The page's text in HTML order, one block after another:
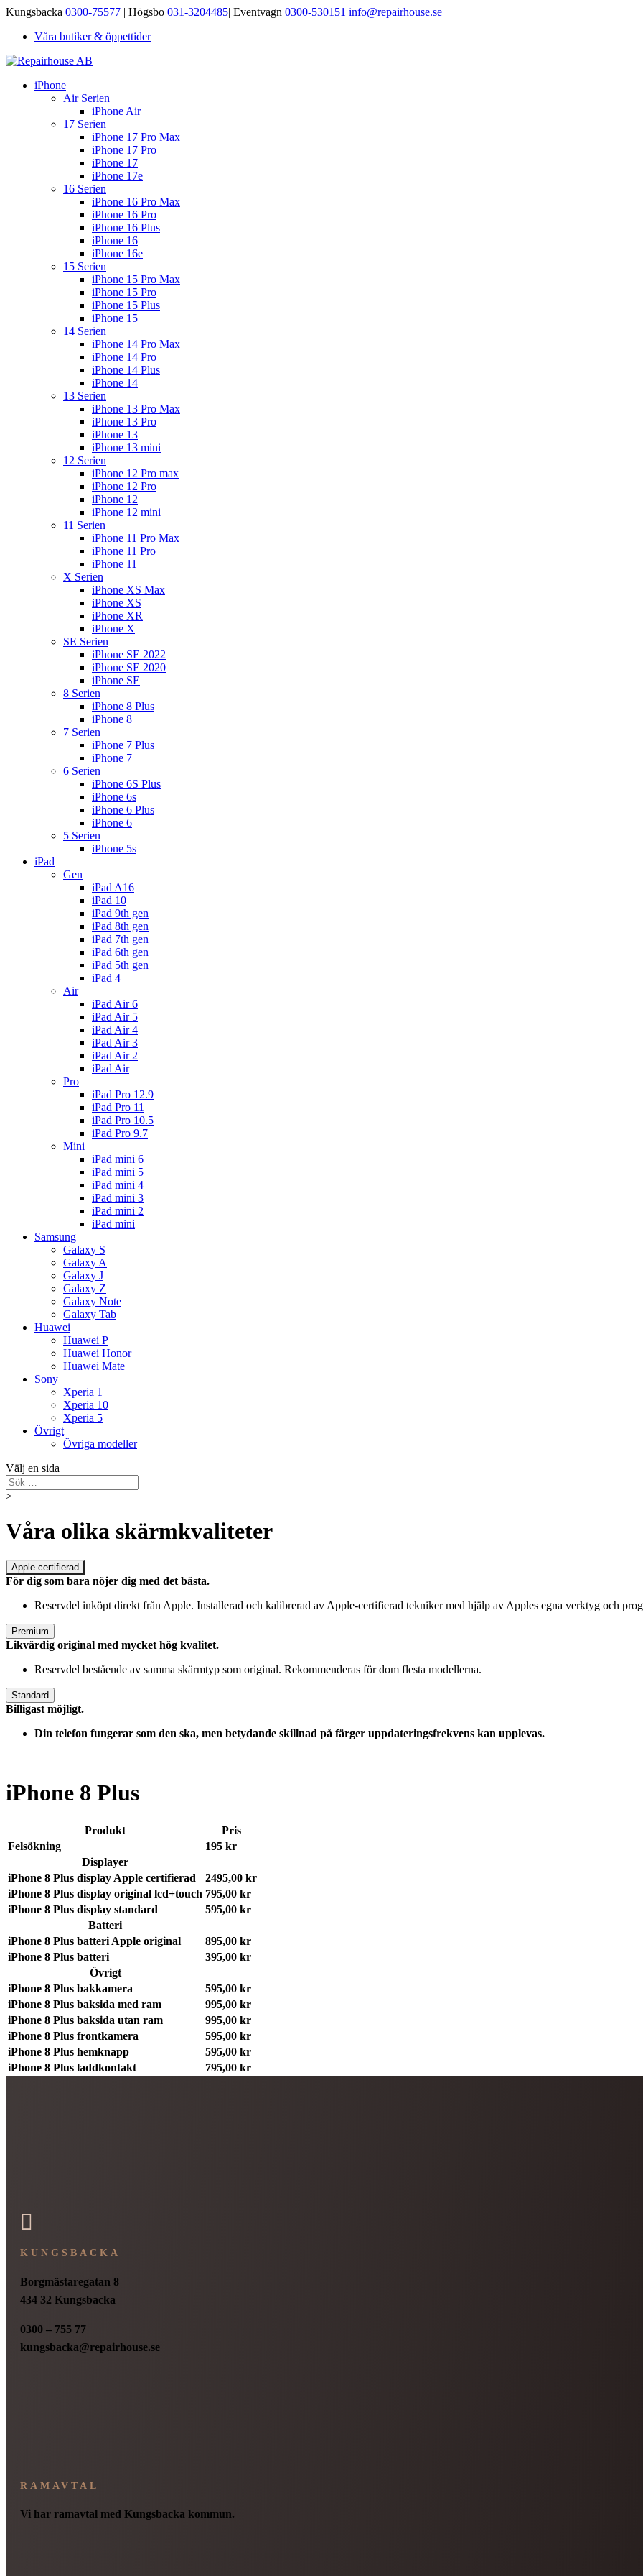
Kungsbacka 0300-75577 | Högsbo 031-3204485| Eventvagn 0300-530151 info@repairhouse.se
Våra butiker & öppettider
iPhone
Air Serien
iPhone Air
17 Serien
iPhone 17 Pro Max
iPhone 17 Pro
iPhone 17
iPhone 17e
16 Serien
iPhone 16 Pro Max
iPhone 16 Pro
iPhone 16 Plus
iPhone 16
iPhone 16e
15 Serien
iPhone 15 Pro Max
iPhone 15 Pro
iPhone 15 Plus
iPhone 15
14 Serien
iPhone 14 Pro Max
iPhone 14 Pro
iPhone 14 Plus
iPhone 14
13 Serien
iPhone 13 Pro Max
iPhone 13 Pro
iPhone 13
iPhone 13 mini
12 Serien
iPhone 12 Pro max
iPhone 12 Pro
iPhone 12
iPhone 12 mini
11 Serien
iPhone 11 Pro Max
iPhone 11 Pro
iPhone 11
X Serien
iPhone XS Max
iPhone XS
iPhone XR
iPhone X
SE Serien
iPhone SE 2022
iPhone SE 2020
iPhone SE
8 Serien
iPhone 8 Plus
iPhone 8
7 Serien
iPhone 7 Plus
iPhone 7
6 Serien
iPhone 6S Plus
iPhone 6s
iPhone 6 Plus
iPhone 6
5 Serien
iPhone 5s
iPad
Gen
iPad A16
iPad 10
iPad 9th gen
iPad 8th gen
iPad 7th gen
iPad 6th gen
iPad 5th gen
iPad 4
Air
iPad Air 6
iPad Air 5
iPad Air 4
iPad Air 3
iPad Air 2
iPad Air
Pro
iPad Pro 12.9
iPad Pro 11
iPad Pro 10.5
iPad Pro 9.7
Mini
iPad mini 6
iPad mini 5
iPad mini 4
iPad mini 3
iPad mini 2
iPad mini
Samsung
Galaxy S
Galaxy A
Galaxy J
Galaxy Z
Galaxy Note
Galaxy Tab
Huawei
Huawei P
Huawei Honor
Huawei Mate
Sony
Xperia 1
Xperia 10
Xperia 5
Övrigt
Övriga modeller
Välj en sida
>
Våra olika skärmkvaliteter
Apple certifierad
För dig som bara nöjer dig med det bästa.
Reservdel inköpt direkt från Apple. Installerad och kalibrerad av Apple-certifierad tekniker med hjälp av Apples egna verktyg och
Premium
Likvärdig original med mycket hög kvalitet.
Reservdel bestående av samma skärmtyp som original. Rekommenderas för dom flesta modellerna.
Standard
Billigast möjligt.
Din telefon fungerar som den ska, men betydande skillnad på färger uppdateringsfrekvens kan upplevas.
iPhone 8 Plus
Produkt
Pris
Felsökning
195 kr
Displayer
iPhone 8 Plus display Apple certifierad
2495,00 kr
iPhone 8 Plus display original lcd+touch 795,00 kr
iPhone 8 Plus display standard
595,00 kr
Batteri
iPhone 8 Plus batteri Apple original
895,00 kr
iPhone 8 Plus batteri
395,00 kr
Övrigt
iPhone 8 Plus bakkamera
595,00 kr
iPhone 8 Plus baksida med ram
995,00 kr
iPhone 8 Plus baksida utan ram
995,00 kr
iPhone 8 Plus frontkamera
595,00 kr
iPhone 8 Plus hemknapp
595,00 kr
iPhone 8 Plus laddkontakt
795,00 kr

KUNGSBACKA
Borgmästaregatan 8
434 32 Kungsbacka
0300 – 755 77
kungsbacka@repairhouse.se
RAMAVTAL
Vi har ramavtal med Kungsbacka kommun.